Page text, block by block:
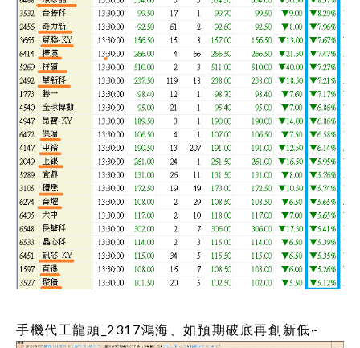
手機代工龍頭_2317鴻海、如預期破底再創新低~